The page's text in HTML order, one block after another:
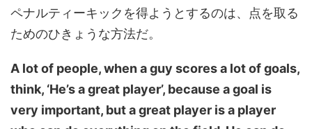
ペナルティーキックを得ようとするのは、点を取る
ためのひきょうな方法だ。
A lot of people, when a guy scores a lot of goals,
think, ‘He’s a great player’, because a goal is
very important, but a great player is a player